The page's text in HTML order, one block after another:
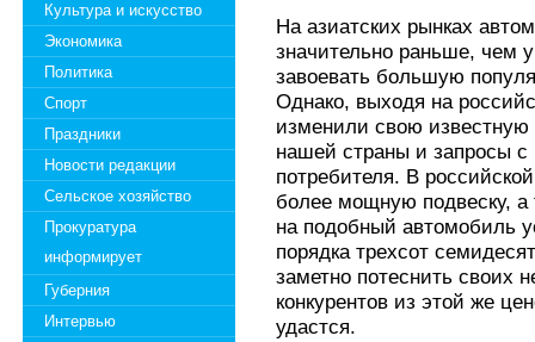
Культура и искусство
Экономика
Политика
Спорт
Праздники
Новости редакции
Сельское хозяйство
Прокуратура
информирует
Губерния
Интервью
На азиатских рынках
значительно раньше, чем
завоевать большую
Однако, выходя на
изменили свою
нашей страны и запросы с
потребителя. В
более мощную подвеску, а
на подобный автомобиль
порядка трехсот
заметно потеснить своих
конкурентов из этой же
удастся.